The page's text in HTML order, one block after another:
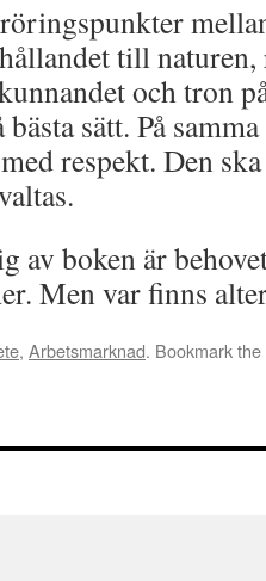
till naturen,
och tron
sätt. På
respekt. Den
av boken är
Men var finns
, Arbetsmarknad. Bookmark the